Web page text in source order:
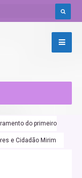
do primeiro
e Cidadão Mirim